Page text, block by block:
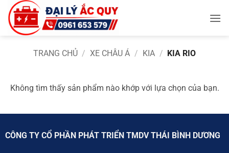
qua
TRANG CHỦ / XE CHÂU Á / KIA / KIA RIO
Không tìm thấy sản phẩm nào khớp với lựa chọn của bạn.
CÔNG TY CỔ PHẦN PHÁT TRIỂN TMDV THÁI BÌNH DƯƠNG